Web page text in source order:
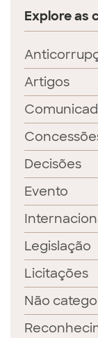
Explore as
Artigos
Decisões
Evento
Legislação
Licitações
Não